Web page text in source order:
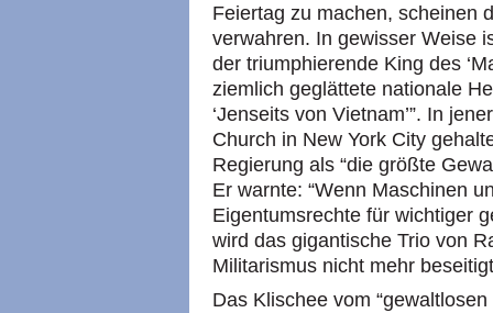
Feiertag zu machen, scheinen
verwahren. In gewisser Weise
der triumphierende King des
ziemlich geglättete nationale
‘Jenseits von Vietnam’”. In
Church in New York City
Regierung als “die größte
Er warnte: “Wenn Maschinen
Eigentumsrechte für wichtiger
wird das gigantische Trio von
Militarismus nicht mehr
Das Klischee vom